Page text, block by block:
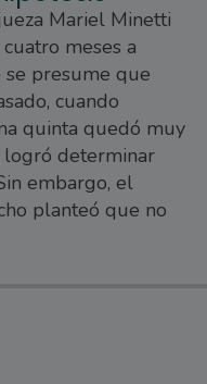
Mariel Minetti
meses a
se presume que
cuando
quinta quedó muy
logró determinar
embargo, el
planteó que no